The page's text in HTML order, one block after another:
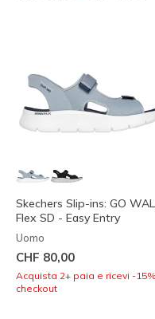
Skechers Slip-ins: GO
Flex SD - Easy Entry
Uomo
CHF 80,00
Acquista 2+ paia e ricevi -
checkout